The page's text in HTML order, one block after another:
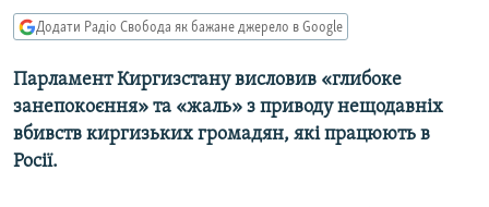
УКРАЇНА
СХЕМИ
МУЛЬТИМЕДІА
ФОТО
СПЕЦПРОЄКТИ
Додати Радіо Свобода як бажане джерело в Google
Парламент Киргизстану висловив «глибоке
занепокоєння» та «жаль» з приводу нещодавніх
вбивств киргизьких громадян, які працюють в
Росії.